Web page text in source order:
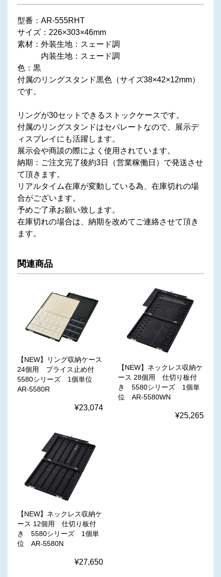
型番：AR-555RHT
サイズ：226×303×46mm
素材：外装生地：スェード調
内装生地：スェード調
色：黒
付属のリングスタンド黒色（サイズ38×42×12mm）
です。
リングが30セットできるストックケースです。
付属のリングスタンドはセパレートなので、展示デ
ィスプレイにも活躍します。
展示会や商談の際によく使用されています。
納期：ご注文完了後約3日（営業稼働日）で発送させ
て頂きます。
リアルタイム在庫が変動している為、在庫切れの場
合がございます。
予めご了承お願い致します。
在庫切れの場合は、納期を改めてご連絡させて頂き
ます。
関連商品
【NEW】リング収納ケース
24個用 プライス止め付
5580シリーズ 1個単位
AR-5580R
¥23,074
【NEW】ネックレス収納ケ
ース 28個用 仕切り板付
き 5580シリーズ 1個単
位 AR-5580WN
¥25,265
【NEW】ネックレス収納ケ
ース 12個用 仕切り板付
き 5580シリーズ 1個単
位 AR-5580N
¥27,650